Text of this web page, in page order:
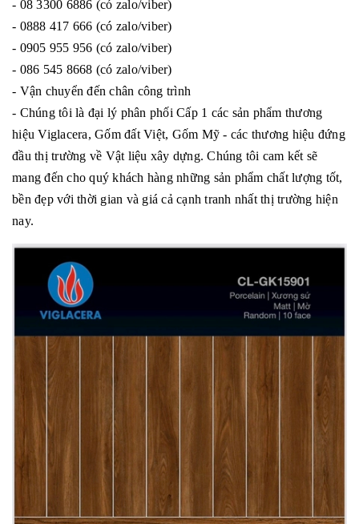
- 08 3300 6886 (có zalo/viber)
- 0888 417 666 (có zalo/viber)
- 0905 955 956 (có zalo/viber)
- 086 545 8668 (có zalo/viber)
- Vận chuyển đến chân công trình
- Chúng tôi là đại lý phân phối Cấp 1 các sản phẩm thương
hiệu Viglacera, Gốm đất Việt, Gốm Mỹ - các thương hiệu đứng
đầu thị trường về Vật liệu xây dựng. Chúng tôi cam kết sẽ
mang đến cho quý khách hàng những sản phẩm chất lượng tốt,
bền đẹp với thời gian và giá cả cạnh tranh nhất thị trường hiện
nay.